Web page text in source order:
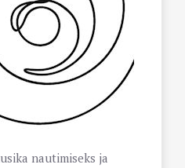
nautimiseks ja